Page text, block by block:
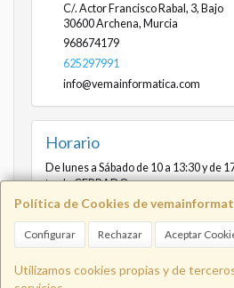
Política de Cookies de
Configurar Rechazar Aceptar
Utilizamos cookies propias y de
C/. Actor Francisco Rabal, 3, Bajo
30600Archena, Murcia
968674179
625297991
info@vemainformatica.com
Horario
De lunes a Sábado de 10 a 13:30 y de
tarde CERRADO